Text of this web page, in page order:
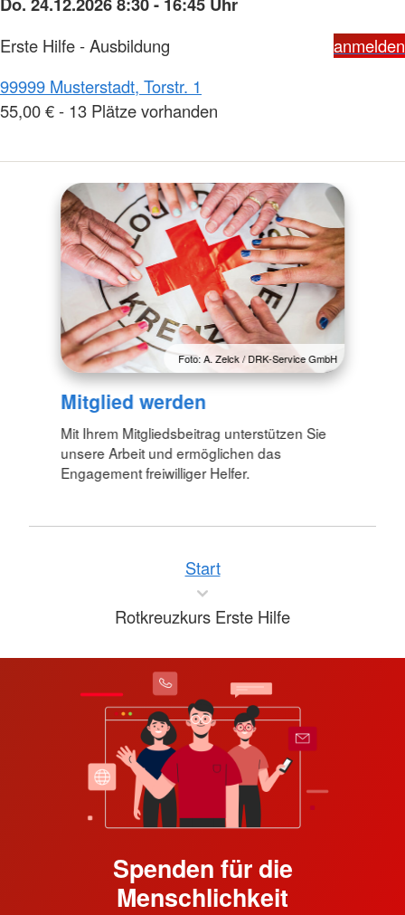
Erste Hilfe - Ausbildung
anmelden
99999 Musterstadt, Torstr. 1
55,00 € - 13 Plätze vorhanden
Foto: A. Zelck / DRK-Service GmbH
Mitglied werden
Mit Ihrem Mitgliedsbeitrag unterstützen Sie
unsere Arbeit und ermöglichen das
Engagement freiwilliger Helfer.
Start
Rotkreuzkurs Erste Hilfe
Spenden für die
Menschlichkeit